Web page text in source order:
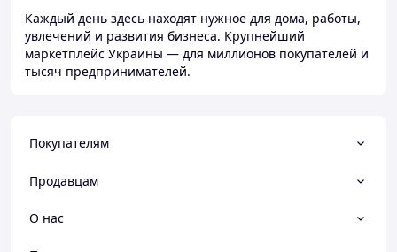
Каждый день здесь находят нужное для дома, работы,
увлечений и развития бизнеса. Крупнейший
маркетплейс Украины — для миллионов покупателей и
тысяч предпринимателей.
Покупателям
Продавцам
О нас